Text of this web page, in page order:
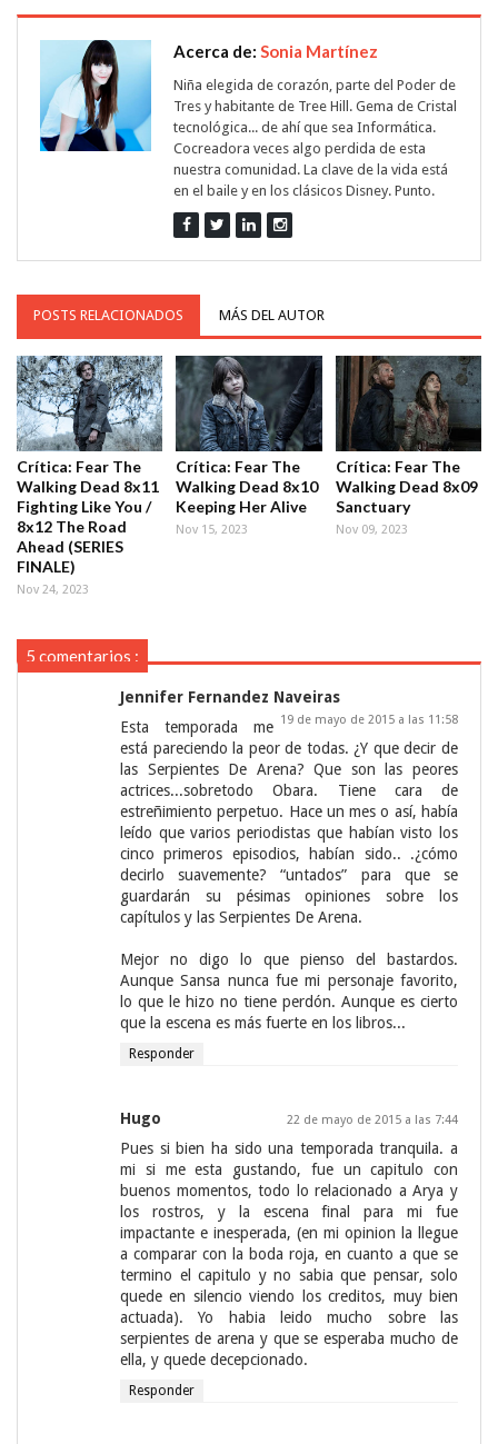
Acerca de: Sonia Martínez
Niña elegida de corazón, parte del Poder de
Tres y habitante de Tree Hill. Gema de Cristal
tecnológica... de ahí que sea Informática.
Cocreadora veces algo perdida de esta
nuestra comunidad. La clave de la vida está
en el baile y en los clásicos Disney. Punto.
POSTS RELACIONADOS MÁS DEL AUTOR
Crítica: Fear The
Walking Dead 8x11
Fighting Like You /
8x12 The Road
Ahead (SERIES
FINALE)
Nov 24, 2023
Crítica: Fear The
Walking Dead 8x10
Keeping Her Alive
Nov 15, 2023
Crítica: Fear The
Walking Dead 8x09
Sanctuary
Nov 09, 2023
5 comentarios :
Jennifer Fernandez Naveiras
19 de mayo de 2015 a las 11:58
Esta temporada me
está pareciendo la peor de todas. ¿Y que decir de
las Serpientes De Arena? Que son las peores
actrices...sobretodo Obara. Tiene cara de
estreñimiento perpetuo. Hace un mes o así, había
leído que varios periodistas que habían visto los
cinco primeros episodios, habían sido.. .¿cómo
decirlo suavemente? “untados” para que se
guardarán su pésimas opiniones sobre los
capítulos y las Serpientes De Arena.
Mejor no digo lo que pienso del bastardos.
Aunque Sansa nunca fue mi personaje favorito,
lo que le hizo no tiene perdón. Aunque es cierto
que la escena es más fuerte en los libros...
Responder
Hugo 22 de mayo de 2015 a las 7:44
Pues si bien ha sido una temporada tranquila. a
mi si me esta gustando, fue un capitulo con
buenos momentos, todo lo relacionado a Arya y
los rostros, y la escena final para mi fue
impactante e inesperada, (en mi opinion la llegue
a comparar con la boda roja, en cuanto a que se
termino el capitulo y no sabia que pensar, solo
quede en silencio viendo los creditos, muy bien
actuada). Yo habia leido mucho sobre las
serpientes de arena y que se esperaba mucho de
ella, y quede decepcionado.
Responder